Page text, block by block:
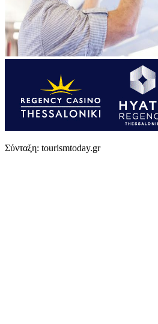
Σύνταξη: tourismtoday.gr